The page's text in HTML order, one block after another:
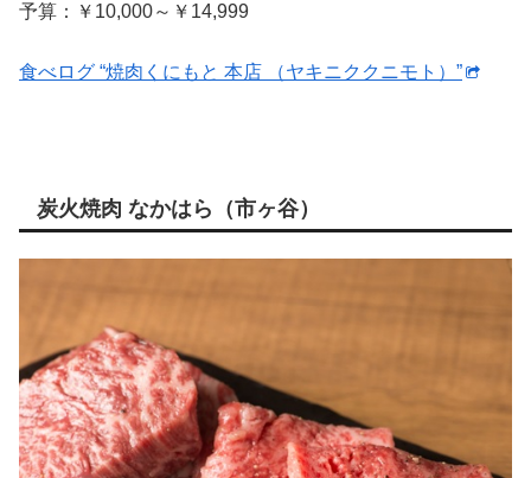
予算： ￥10,000～￥14,999
食べログ “焼肉くにもと 本店 （ヤキニククニモト）”
炭火焼肉 なかはら（市ヶ谷）